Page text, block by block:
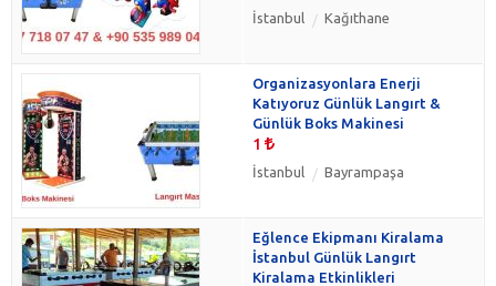
İstanbul Kağıthane
Organizasyonlara Enerji
Katıyoruz Günlük Langırt &
Günlük Boks Makinesi
1
İstanbul Bayrampaşa
Eğlence Ekipmanı Kiralama
İstanbul Günlük Langırt
Kiralama Etkinlikleri